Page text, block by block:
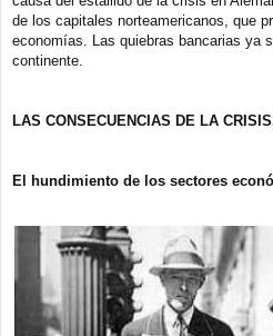
de los capitales norteamericanos, que
economías. Las quiebras bancarias ya
continente.
LAS CONSECUENCIAS DE LA
El hundimiento de los sectores